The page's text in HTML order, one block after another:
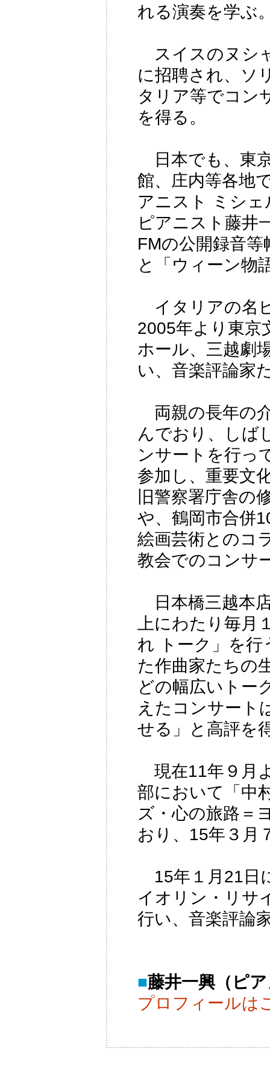
れる演奏を学ぶ
スイスのヌシ
に招聘され、ソ
タリア等でコン
を得る。
日本でも、東
館、庄内等各地
アニスト ミシ
ピアニスト藤井
FMの公開録音
と「ウィーン物
イタリアの名
2005年より東京
ホール、三越劇
い、音楽評論家
両親の長年の
んでおり、しば
ンサートを行っ
参加し、重要文
旧警察署庁舎の
や、鶴岡市合併
絵画芸術とのコ
教会でのコンサ
日本橋三越本
上にわたり毎
れ トーク」を行
た作曲家たちの
どの幅広いトー
えたコンサート
せる」と高評を
現在11年９月
部において「中
ズ・心の旅路＝
おり、15年３月
15年１月21日
イオリン・リサ
行い、音楽評論
■藤井一興（ピ
プロフィールは